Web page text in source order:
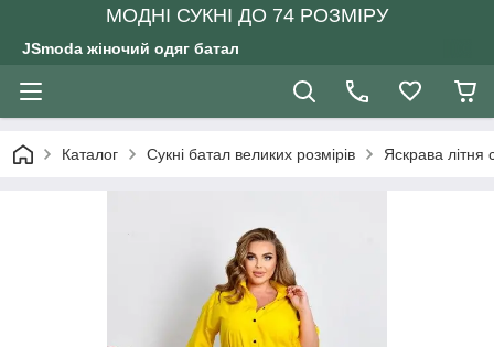
МОДНІ СУКНІ ДО 74 РОЗМІРУ
JSmoda жіночий одяг батал
Каталог Сукні батал великих розмірів Яскрава літня